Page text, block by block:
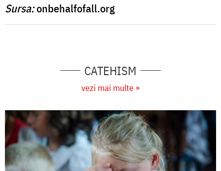
Sursa:onbehalfofall.org
CATEHISM
vezi mai multe »